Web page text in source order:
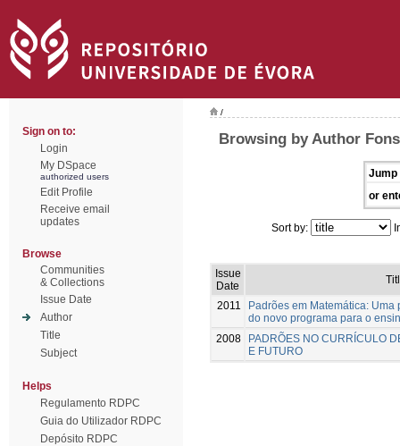
Sign on to:
Login
My DSpace
authorized users
Edit Profile
Receive email
updates
Browse
Communities
& Collections
Issue Date
Author
Title
Subject
Helps
Regulamento RDPC
Guia do Utilizador RDPC
Depósito RDPC
/
Browsing by Author
Jump
or
Sort by:
Issue
Date
2011
Padrões em Matemática:
do novo programa para o
2008
PADRÕES NO CURRÍCULO
E FUTURO